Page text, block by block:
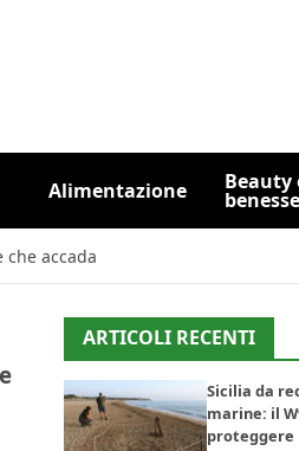
Alimentazione Beauty
accada
ARTICOLI RECENTI
Sicilia da
marine: il
proteggere